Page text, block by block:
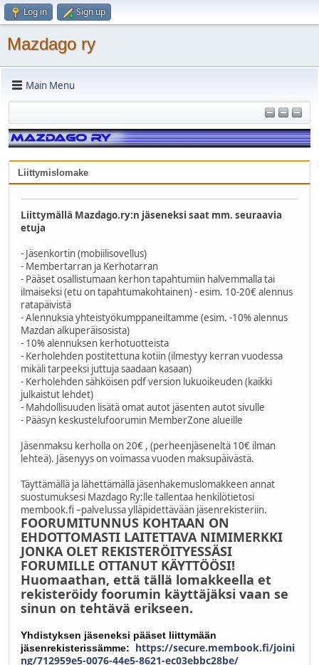
Log in Sign up
Mazdago ry
Main Menu
Liittymislomake
Liittymällä Mazdago.ry:n jäseneksi saat mm. seuraavia
etuja
- Jäsenkortin (mobiilisovellus)
- Membertarran ja Kerhotarran
- Pääset osallistumaan kerhon tapahtumiin halvemmalla tai
ilmaiseksi (etu on tapahtumakohtainen) - esim. 10-20€ alennus
ratapäivistä
- Alennuksia yhteistyökumppaneiltamme (esim. -10% alennus
Mazdan alkuperäisosista)
- 10% alennuksen kerhotuotteista
- Kerholehden postitettuna kotiin (ilmestyy kerran vuodessa
mikäli tarpeeksi juttuja saadaan kasaan)
- Kerholehden sähköisen pdf version lukuoikeuden (kaikki
julkaistut lehdet)
- Mahdollisuuden lisätä omat autot jäsenten autot sivulle
- Pääsyn keskustelufoorumin MemberZone alueille
Jäsenmaksu kerholla on 20€ , (perheenjäseneltä 10€ ilman
lehteä). Jäsenyys on voimassa vuoden maksupäivästä.
Täyttämällä ja lähettämällä jäsenhakemuslomakkeen annat
suostumuksesi Mazdago Ry:lle tallentaa henkilötietosi
membook.fi –palvelussa ylläpidettävään jäsenrekisteriin.
FOORUMITUNNUS KOHTAAN ON
EHDOTTOMASTI LAITETTAVA NIMIMERKKI
JONKA OLET REKISTERÖITYESSÄSI
FORUMILLE OTTANUT KÄYTTÖÖSI!
Huomaathan, että tällä lomakkeella et
rekisteröidy foorumin käyttäjäksi vaan se
sinun on tehtävä erikseen.
Yhdistyksen jäseneksi pääset liittymään
jäsenrekisterissämme:
https://secure.membook.fi/joini
ng/712959e5-0076-44e5-8621-ec03ebbc28be/